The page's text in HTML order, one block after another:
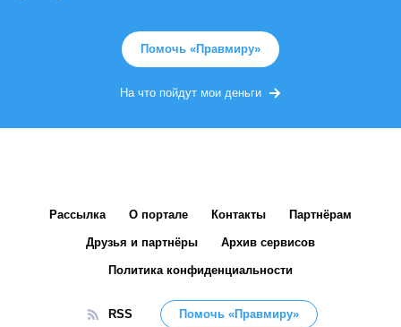
Помочь «Правмиру»
На что пойдут мои деньги
Рассылка О портале Контакты Партнёрам
Друзья и партнёры Архив сервисов
Политика конфиденциальности
RSS Помочь «Правмиру»